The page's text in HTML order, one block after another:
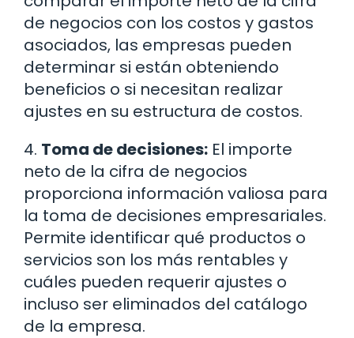
de negocios con los costos y gastos
asociados, las empresas pueden
determinar si están obteniendo
beneficios o si necesitan realizar
ajustes en su estructura de costos.
4. Toma de decisiones: El importe
neto de la cifra de negocios
proporciona información valiosa para
la toma de decisiones empresariales.
Permite identificar qué productos o
servicios son los más rentables y
cuáles pueden requerir ajustes o
incluso ser eliminados del catálogo
de la empresa.